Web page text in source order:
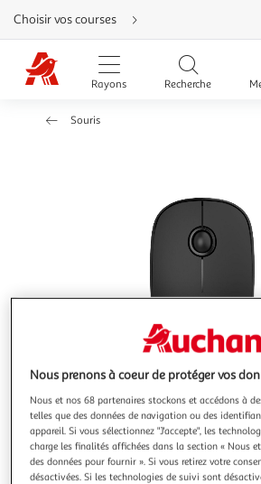
Aller
directement
au
contenu
Aller
directement
Aller
Choisir vos courses
Rayons Recherche
Souris
Nous prenons à coeur de protéger vos
Nous et nos 68 partenaires stockons et accédons à
telles que des données de navigation ou des
appareil. Si vous sélectionnez "J'accepte", les
charge les finalités affichées dans la section « Nous
des données pour fournir ». Si vous retirez votre
désactivées. Si les technologies de suivi sont